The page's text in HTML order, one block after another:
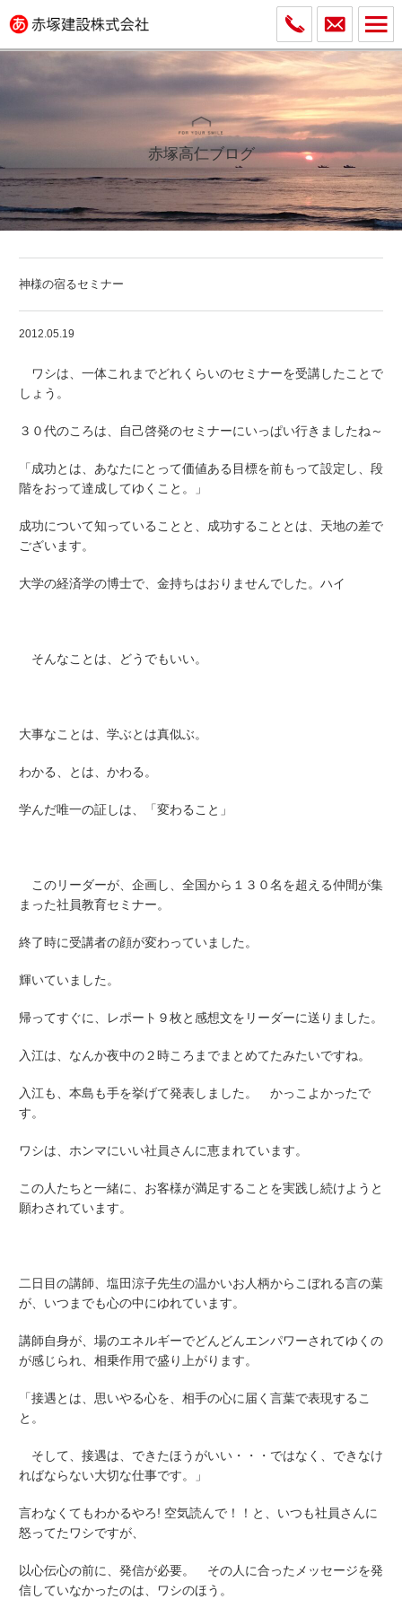
赤塚高仁ブログ
神様の宿るセミナー
2012.05.19
ワシは、一体これまでどれくらいのセミナーを受講したことで
しょう。
３０代のころは、自己啓発のセミナーにいっぱい行きましたね～
「成功とは、あなたにとって価値ある目標を前もって設定し、段
階をおって達成してゆくこと。」
成功について知っていることと、成功することとは、天地の差で
ございます。
大学の経済学の博士で、金持ちはおりませんでした。ハイ
そんなことは、どうでもいい。
大事なことは、学ぶとは真似ぶ。
わかる、とは、かわる。
学んだ唯一の証しは、「変わること」
このリーダーが、企画し、 全国から１３０名を超える仲間が集
まった社員教育セミナー。
終了時に受講者の顔が変わっていました。
輝いていました。
帰ってすぐに、レポート９枚と感想文をリーダーに送りました。
入江は、なんか夜中の２時ころまでまとめてたみたいですね。
入江も、本島も手を挙げて発表しました。 かっこよかったで
す。
ワシは、ホンマにいい社員さんに恵まれています。
この人たちと一緒に、お客様が満足することを実践し続けようと
願わされています。
二日目の講師、塩田涼子先生の温かいお人柄からこぼれる言の葉
が、いつまでも心の中にゆれています。
講師自身が、場のエネルギーでどんどんエンパワーされてゆくの
が感じられ、相乗作用で盛り上がります。
「接遇とは、思いやる心を、相手の心に届く言葉で表現するこ
と。
そして、接遇は、できたほうがいい・・・ではなく、できなけ
ればならない大切な仕事です。」
言わなくてもわかるやろ! 空気読んで！！と、いつも社員さんに
怒ってたワシですが、
以心伝心の前に、発信が必要。 その人に合ったメッセージを発
信していなかったのは、ワシのほう。